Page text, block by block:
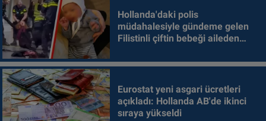
Hollanda'daki polis
müdahalesiyle gündeme gelen
Filistinli çiftin bebeği aileden
Eurostat yeni asgari ücretleri
açıkladı: Hollanda AB'de ikinci
sıraya yükseldi